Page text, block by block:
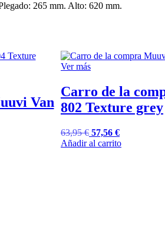
265 mm. Alto: 620 mm.
Van
Ver más
Carro de la
802 Texture grey
63,95€ 57,56 €
Añadir al carrito